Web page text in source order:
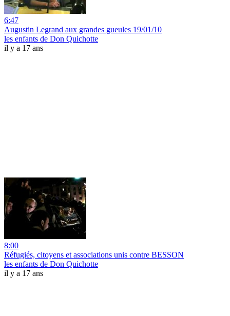
6:47
Augustin Legrand aux grandes gueules 19/01/10
les enfants de Don Quichotte
il y a 17 ans
8:00
Réfugiés, citoyens et associations unis contre BESSON
les enfants de Don Quichotte
il y a 17 ans